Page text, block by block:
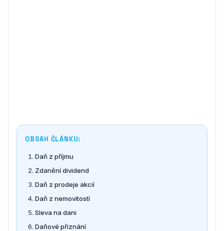
OBSAH ČLÁNKU:
Daň z příjmu
Zdanění dividend
Daň z prodeje akcií
Daň z nemovitostí
Sleva na dani
Daňové přiznání